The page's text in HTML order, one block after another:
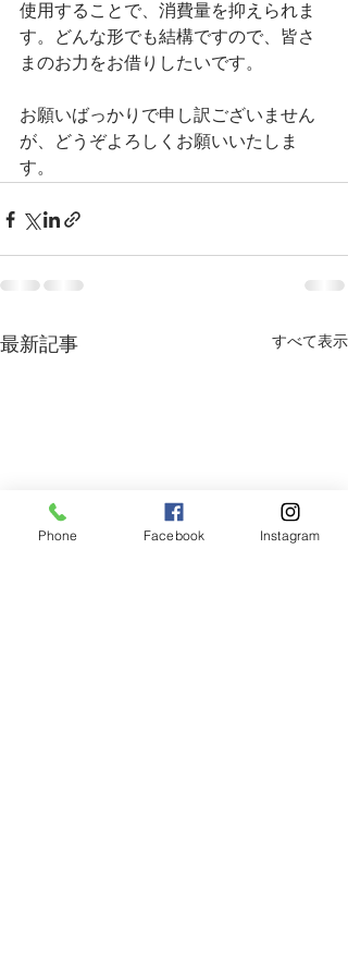
使用することで、消費量を抑えられま
す。どんな形でも結構ですので、皆さ
まのお力をお借りしたいです。
お願いばっかりで申し訳ございません
が、どうぞよろしくお願いいたしま
す。
最新記事 すべて表示
Phone Facebook Instagram